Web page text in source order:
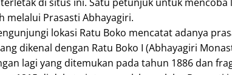
melalui Prasasti Abhayagiri.
lokasi Ratu Boko mencatat adanya
dikenal dengan Ratu Boko I (Abhayagiri
lagi yang ditemukan pada tahun 1886 dan